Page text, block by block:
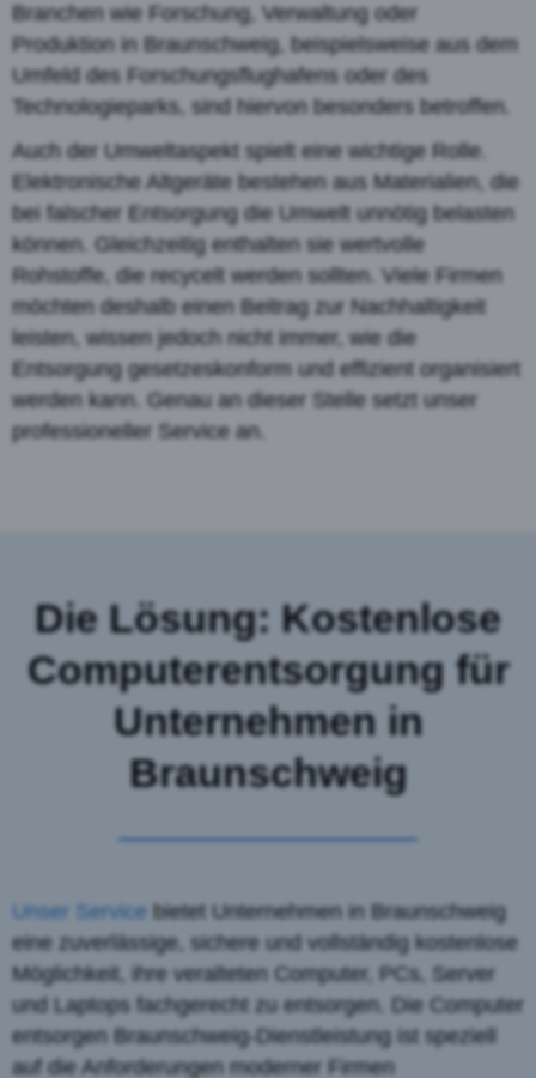
Branchen wie Forschung, Verwaltung oder
Produktion in Braunschweig, beispielsweise aus dem
Umfeld des Forschungsflughafens oder des
Technologieparks, sind hiervon besonders betroffen.
Auch der Umweltaspekt spielt eine wichtige Rolle.
Elektronische Altgeräte bestehen aus Materialien, die
bei falscher Entsorgung die Umwelt unnötig belasten
können. Gleichzeitig enthalten sie wertvolle
Rohstoffe, die recycelt werden sollten. Viele Firmen
möchten deshalb einen Beitrag zur Nachhaltigkeit
leisten, wissen jedoch nicht immer, wie die
Entsorgung gesetzeskonform und effizient organisiert
werden kann. Genau an dieser Stelle setzt unser
professioneller Service an.
Die Lösung: Kostenlose
Computerentsorgung für
Unternehmen in
Braunschweig
Unser Service bietet Unternehmen in Braunschweig
eine zuverlässige, sichere und vollständig kostenlose
Möglichkeit, ihre veralteten Computer, PCs, Server
und Laptops fachgerecht zu entsorgen. Die Computer
entsorgen Braunschweig-Dienstleistung ist speziell
auf die Anforderungen moderner Firmen